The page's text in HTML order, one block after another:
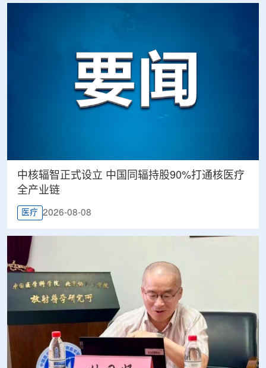
中核辐智正式设立 中国同辐持股90%打通核医疗
全产业链
医疗 2026-08-08